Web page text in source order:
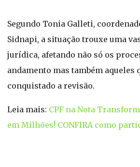
Segundo Tonia Galleti,
Sidnapi, a situação trouxe uma
jurídica, afetando não só os
andamento mas também aqueles
conquistado a revisão.
Leia mais: CPF na Nota
em Milhões! CONFIRA como